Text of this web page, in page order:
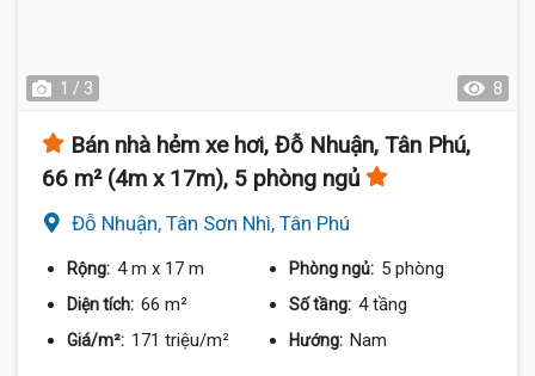
1 / 3 8
Bán nhà hẻm xe hơi, Đỗ Nhuận, Tân Phú,
66 m² (4m x 17m), 5 phòng ngủ
Đỗ Nhuận, Tân Sơn Nhì, Tân Phú
Rộng: 4 m x 17 m Phòng ngủ: 5 phòng
Diện tích: 66 m² Số tầng: 4 tầng
Giá/m²: 171 triệu/m² Hướng: Nam